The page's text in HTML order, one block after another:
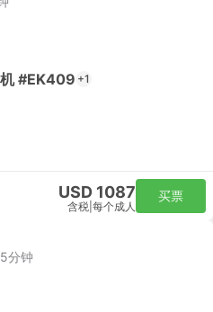
#EK409 +1
USD 1087
含税 每个成人
买票
分钟